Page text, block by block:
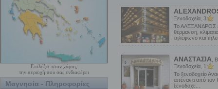
Επιλέξτε στον χάρτη,
την περιοχή που σας ενδιαφέρει
Μαγνησία - Πληροφορίες
Ξενοδοχεία, 3
Το ΑΛΕΞΑΝΔΡΟΣ
θέρμανση,
τηλέφωνο και
ΑΝΑΣΤΑΣΙΑ ,
Ξενοδοχεία, 1
Το ξενοδοχείο
απέναντι από τον
ξενοδοχε...